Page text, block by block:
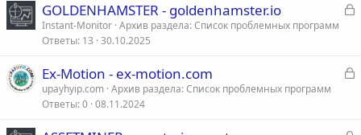
З
GOLDENHAMSTER - goldenhamster.io
Instant-Monitor Архив раздела: Список проблемных программ
Ответы 13 30.10.2025
З
Ex-Motion - ex-motion.com
upayhyip.com Архив раздела: Список проблемных программ
Ответы 0 08.11.2024